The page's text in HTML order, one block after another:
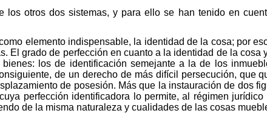
los otros dos sistemas, y para ello se han tenido en
elemento indispensable, la identidad de la cosa; por
El grado de perfección en cuanto a la identidad de la
los de identificación semejante a la de los
de un derecho de más difícil persecución,
de posesión. Más que la instauración de dos
perfección identificadora lo permite, al régimen
de la misma naturaleza y cualidades de las cosas